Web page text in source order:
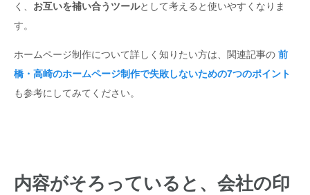
く、 お互いを補い合うツールとして考えると使いやすくなりま
す。
ホームページ制作について詳しく知りたい方は、関連記事の 前
橋・高崎のホームページ制作で失敗しないための7つのポイント
も参考にしてみてください。
内容がそろっていると、会社の印